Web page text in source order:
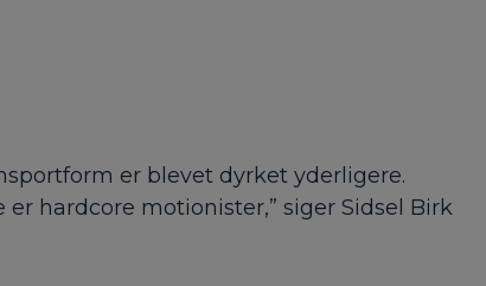
er blevet dyrket yderligere.
hardcore motionister,” siger Sidsel Birk